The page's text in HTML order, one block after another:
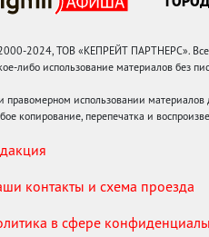
2024, ТОВ «КЕПРЕЙТ ПАРТНЕРС». Все
либо использование материалов без
правомерном использовании материалов
копирование, перепечатка и
контакты и схема проезда
в сфере